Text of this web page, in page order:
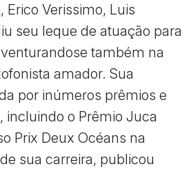
Erico Verissimo, Luis
seu leque de atuação para
também na
amador. Sua
por inúmeros prêmios e
incluindo o Prêmio Juca
Prix Deux Océans na
sua carreira, publicou